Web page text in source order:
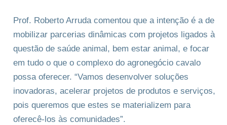
Prof. Roberto Arruda comentou que a intenção é a de
mobilizar parcerias dinâmicas com projetos ligados à
questão de saúde animal, bem estar animal, e focar
em tudo o que o complexo do agronegócio cavalo
possa oferecer. “Vamos desenvolver soluções
inovadoras, acelerar projetos de produtos e serviços,
pois queremos que estes se materializem para
oferecê-los às comunidades”.